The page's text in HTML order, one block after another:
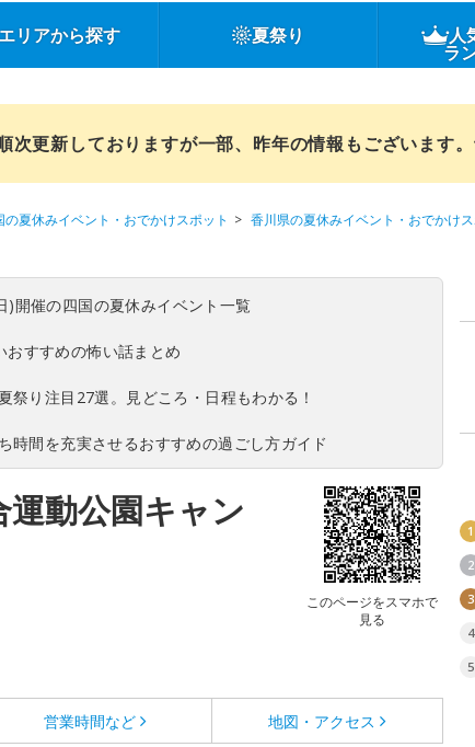
エリアから探す 夏祭り 人
ラ
次更新しておりますが一部、昨年の情報もございます。
の夏休みイベント・おでかけスポット 香川県の夏休みイベント・おでかけス
開催の四国の夏休みイベント一覧
おすすめの怖い話まとめ
祭り注目27選。見どころ・日程もわかる！
時間を充実させるおすすめの過ごし方ガイド
動公園キャン
このページをスマホで
見る
営業時間など 地図・アクセス
1
2
3
4
5